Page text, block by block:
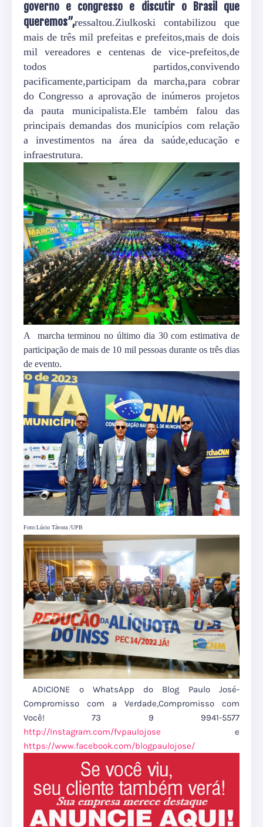
governo e congresso e discutir o Brasil que
queremos”,ressaltou.Ziulkoski contabilizou que
mais de três mil prefeitas e prefeitos,mais de dois
mil vereadores e centenas de vice-prefeitos,de
todos partidos,convivendo
pacificamente,participam da marcha,para cobrar
do Congresso a aprovação de inúmeros projetos
da pauta municipalista.Ele também falou das
principais demandas dos municípios com relação
a investimentos na área da saúde,educação e
infraestrutura.
A marcha terminou no último dia 30 com estimativa de
participação de mais de 10 mil pessoas durante os três dias
de evento.
Foto:Lúcio Távora /UPB
ADICIONE o WhatsApp do Blog Paulo José-
Compromisso com a Verdade,Compromisso com
Você! 73 9 9941-5577
http://Instagram.com/fvpaulojose e
https://www.facebook.com/blogpaulojose/